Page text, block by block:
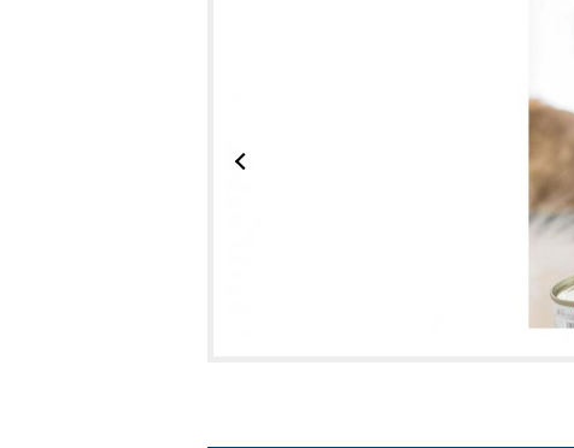
Zákazníkům nabízíme pouze kvalitní
Prioritou pro nás je pomoc při výběru
pomůžeme, ať je váš mazlíček
AKINU® a nezapomínáme na věrné